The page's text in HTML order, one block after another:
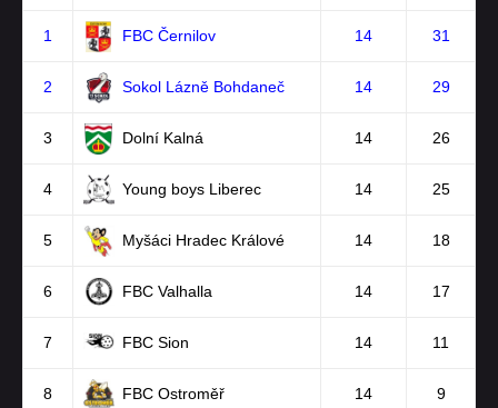
1 FBC Černilov 14 31
2 Sokol Lázně Bohdaneč 14 29
3 Dolní Kalná 14 26
4 Young boys Liberec 14 25
5 Myšáci Hradec Králové 14 18
6 FBC Valhalla 14 17
7 FBC Sion 14 11
8 FBC Ostroměř 14 9